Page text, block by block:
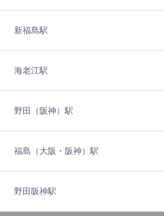
新福島駅
海老江駅
野田（阪神）駅
福島（大阪・阪神）駅
野田阪神駅